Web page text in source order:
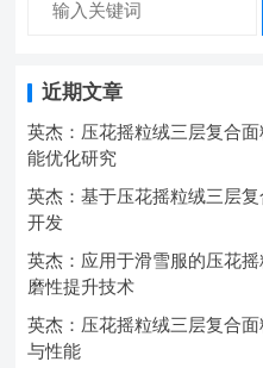
近期文章
英杰：压花摇粒绒三层复合
能优化研究
英杰：基于压花摇粒绒三层
开发
英杰：应用于滑雪服的压花
磨性提升技术
英杰：压花摇粒绒三层复合
与性能